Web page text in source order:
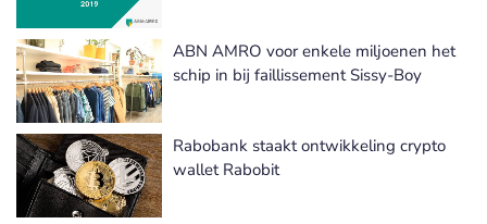
ABN AMRO voor enkele miljoenen het
schip in bij faillissement Sissy-Boy
Rabobank staakt ontwikkeling crypto
wallet Rabobit